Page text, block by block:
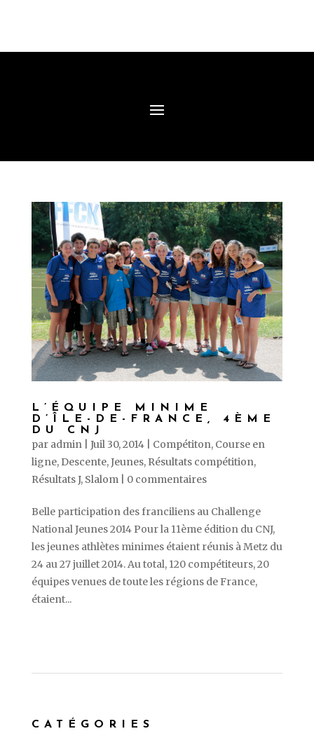
L’ÉQUIPE MINIME
D’ÎLE-DE-FRANCE, 4ÈME
DU CNJ
par admin| Juil 30, 2014| Compétiton, Course en
ligne, Descente,Jeunes, Résultats compétition,
Résultats J, Slalom| 0 commentaires
Belle participation des franciliens au Challenge
National Jeunes 2014 Pour la 11ème édition du CNJ,
les jeunes athlètes minimes étaient réunis à Metz du
24 au 27 juillet 2014. Au total, 120 compétiteurs, 20
équipes venues de toute les régions de France,
étaient...
CATÉGORIES